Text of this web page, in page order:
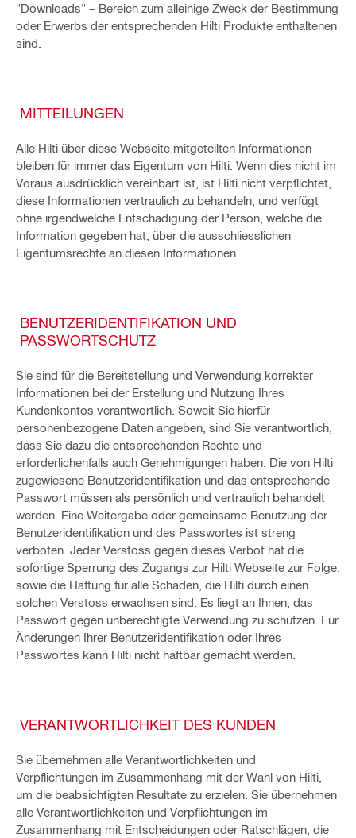
"Downloads" – Bereich zum alleinige Zweck der Bestimmung
oder Erwerbs der entsprechenden Hilti Produkte enthaltenen
sind.
MITTEILUNGEN
Alle Hilti über diese Webseite mitgeteilten Informationen
bleiben für immer das Eigentum von Hilti. Wenn dies nicht im
Voraus ausdrücklich vereinbart ist, ist Hilti nicht verpflichtet,
diese Informationen vertraulich zu behandeln, und verfügt
ohne irgendwelche Entschädigung der Person, welche die
Information gegeben hat, über die ausschliesslichen
Eigentumsrechte an diesen Informationen.
BENUTZERIDENTIFIKATION UND
PASSWORTSCHUTZ
Sie sind für die Bereitstellung und Verwendung korrekter
Informationen bei der Erstellung und Nutzung Ihres
Kundenkontos verantwortlich. Soweit Sie hierfür
personenbezogene Daten angeben, sind Sie verantwortlich,
dass Sie dazu die entsprechenden Rechte und
erforderlichenfalls auch Genehmigungen haben. Die von Hilti
zugewiesene Benutzeridentifikation und das entsprechende
Passwort müssen als persönlich und vertraulich behandelt
werden. Eine Weitergabe oder gemeinsame Benutzung der
Benutzeridentifikation und des Passwortes ist streng
verboten. Jeder Verstoss gegen dieses Verbot hat die
sofortige Sperrung des Zugangs zur Hilti Webseite zur Folge,
sowie die Haftung für alle Schäden, die Hilti durch einen
solchen Verstoss erwachsen sind. Es liegt an Ihnen, das
Passwort gegen unberechtigte Verwendung zu schützen. Für
Änderungen Ihrer Benutzeridentifikation oder Ihres
Passwortes kann Hilti nicht haftbar gemacht werden.
VERANTWORTLICHKEIT DES KUNDEN
Sie übernehmen alle Verantwortlichkeiten und
Verpflichtungen im Zusammenhang mit der Wahl von Hilti,
um die beabsichtigten Resultate zu erzielen. Sie übernehmen
alle Verantwortlichkeiten und Verpflichtungen im
Zusammenhang mit Entscheidungen oder Ratschlägen, die